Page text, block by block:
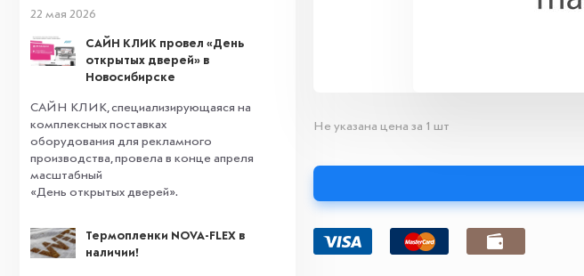
22 мая 2026
САЙН КЛИК провел «День
открытых дверей» в
Новосибирске
САЙН КЛИК, специализирующаяся на
комплексных поставках
оборудования для рекламного
производства, провела в конце апреля
масштабный
«День открытых дверей».
Термопленки NOVA-FLEX в
наличии!
Не указана цена за 1 шт